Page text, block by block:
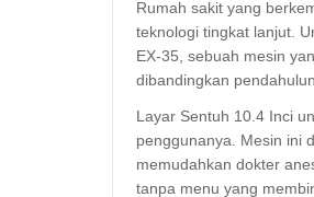
Rumah sakit yang
teknologi tingkat lanjut.
EX-35, sebuah mesin
dibandingkan
Layar Sentuh 10.4 Inci
penggunanya. Mesin ini
memudahkan dokter
tanpa menu yang